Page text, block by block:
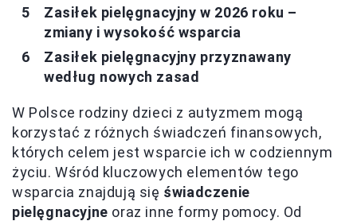
Zasiłek pielęgnacyjny w 2026 roku –
zmiany i wysokość wsparcia
Zasiłek pielęgnacyjny przyznawany
według nowych zasad
W Polsce rodziny dzieci z autyzmem mogą
korzystać z różnych świadczeń finansowych,
których celem jest wsparcie ich w codziennym
życiu. Wśród kluczowych elementów tego
wsparcia znajdują się świadczenie
pielęgnacyjne oraz inne formy pomocy. Od